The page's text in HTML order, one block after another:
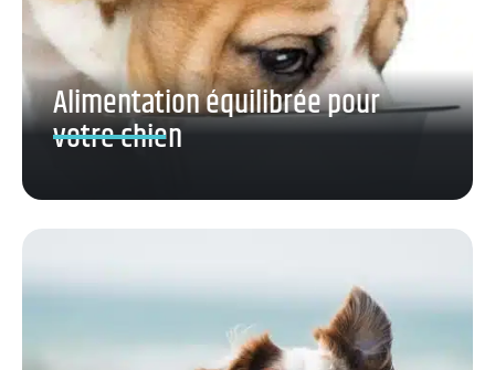
Alimentation équilibrée pour
votre chien